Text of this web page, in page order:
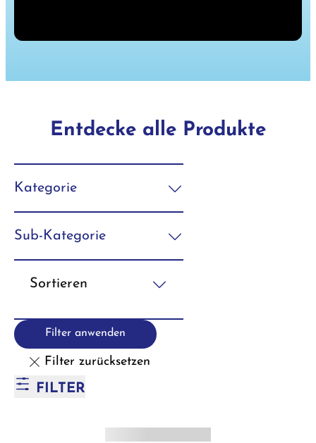
Entdecke alle Produkte
Kategorie
Sub-Kategorie
Sortieren
Filter anwenden
Filter zurücksetzen
FILTER